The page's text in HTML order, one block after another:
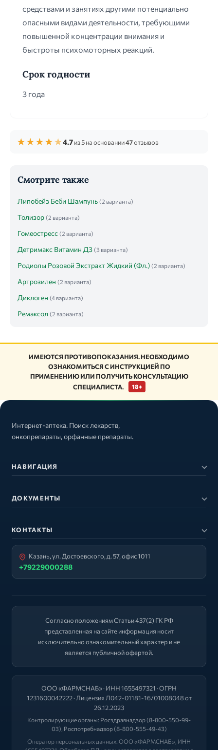
средствами и занятиях другими потенциально
опасными видами деятельности, требующими
повышенной концентрации внимания и
быстроты психомоторных реакций.
Срок годности
3 года
★★★★★4.7из 5 на основании47отзывов
Смотрите также
Липобейз Беби Шампунь (2 варианта)
Толизор (2 варианта)
Гомеостресс (2 варианта)
Детримакс Витамин Д3 (3 варианта)
Родиолы Розовой Экстракт Жидкий (Фл.) (2 варианта)
Артрозилен (2 варианта)
Диклоген (4 варианта)
Ремаксол (2 варианта)
ИМЕЮТСЯ ПРОТИВОПОКАЗАНИЯ. НЕОБХОДИМО
ОЗНАКОМИТЬСЯ С ИНСТРУКЦИЕЙ ПО
ПРИМЕНЕНИЮ ИЛИ ПОЛУЧИТЬ КОНСУЛЬТАЦИЮ
СПЕЦИАЛИСТА.
18+
Интернет-аптека. Поиск лекарств,
онкопрепараты, орфанные препараты.
НАВИГАЦИЯ
ДОКУМЕНТЫ
КОНТАКТЫ
Казань, ул. Достоевского, д. 57, офис 1011
+79229000288
Согласно положениям Статьи 437(2) ГК РФ
представленная на сайте информация носит
исключительно ознакомительный характер и не
является публичной офертой.
ООО «ФАРМСНАБ» · ИНН 1655497321 · ОГРН
1231600042222 · Лицензия Л042-01181-16/01008048 от
26.12.2023
Контролирующие органы: Росздравнадзор(8-800-550-99-
03), Роспотребнадзор(8-800-555-49-43)
Оператор персональных данных: ООО «ФАРМСНАБ», ИНН